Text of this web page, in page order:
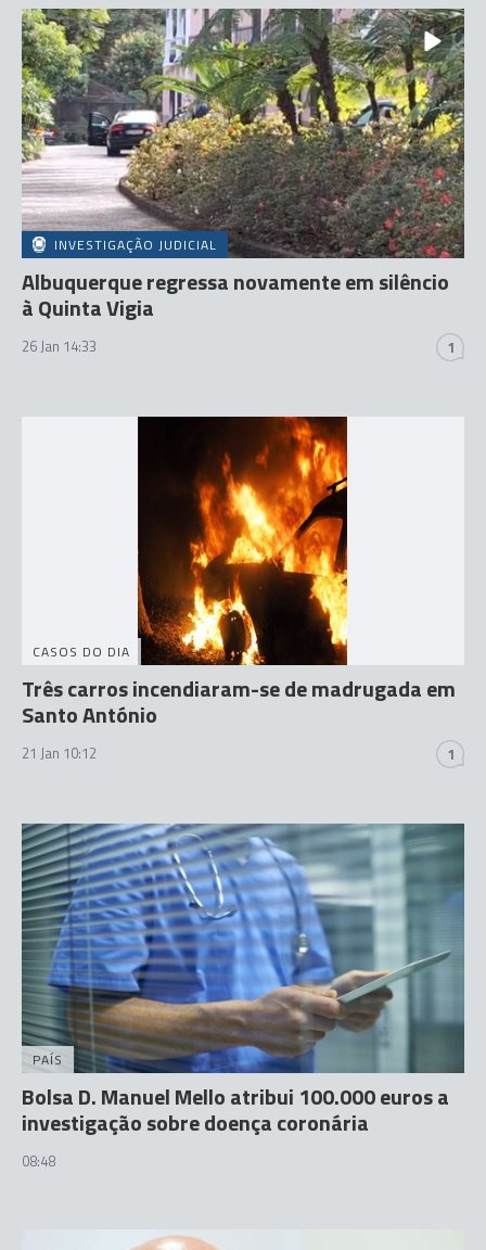
INVESTIGAÇÃO JUDICIAL
Albuquerque regressa novamente em silêncio
à Quinta Vigia
26 Jan 14:33 1
CASOS DO DIA
Três carros incendiaram-se de madrugada em
Santo António
21 Jan 10:12 1
PAÍS
Bolsa D. Manuel Mello atribui 100.000 euros a
investigação sobre doença coronária
08:48